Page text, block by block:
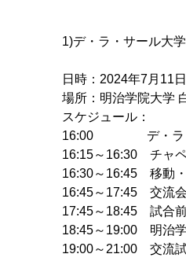
1)デ・ラ・サール大
日時：2024年7月11
場所：明治学院大学
スケジュール：
16:00 デ・ラ・
16:15～16:30 チャ
16:30～16:45 移動
16:45～17:45 交流
17:45～18:45 試合
18:45～19:00 明治
19:00～21:00 交流